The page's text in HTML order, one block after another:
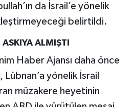
da İsrail’e yönelik
belirtildi.
ASKIYA ALMIŞTI
Haber Ajansı daha önce
Lübnan’a yönelik İsrail
müzakere heyetinin